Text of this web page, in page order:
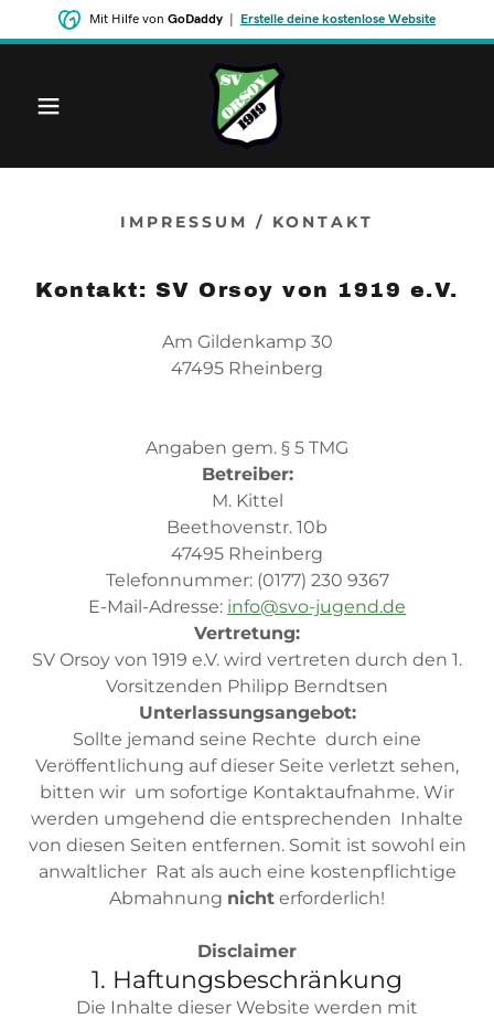
Mit Hilfe von GoDaddy Erstelle deine kostenlose Website
IMPRESSUM / KONTAKT
Kontakt: SV Orsoy von 1919 e.V.
Am Gildenkamp 30
47495 Rheinberg
Angaben gem. § 5 TMG
Betreiber:
M. Kittel
Beethovenstr. 10b
47495 Rheinberg
Telefonnummer: (0177) 230 9367
E-Mail-Adresse: info@svo-jugend.de
Vertretung:
SV Orsoy von 1919 e.V. wird vertreten durch den 1.
Vorsitzenden Philipp Berndtsen
Unterlassungsangebot:
Sollte jemand seine Rechte durch eine
Veröffentlichung auf dieser Seite verletzt sehen,
bitten wir um sofortige Kontaktaufnahme. Wir
werden umgehend die entsprechenden Inhalte
von diesen Seiten entfernen. Somit ist sowohl ein
anwaltlicher Rat als auch eine kostenpflichtige
Abmahnung nicht erforderlich!
Disclaimer
1. Haftungsbeschränkung
Die Inhalte dieser Website werden mit